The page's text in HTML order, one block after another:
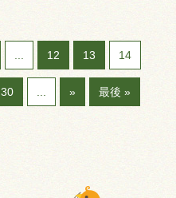
12 13 14
30 » 最後 »